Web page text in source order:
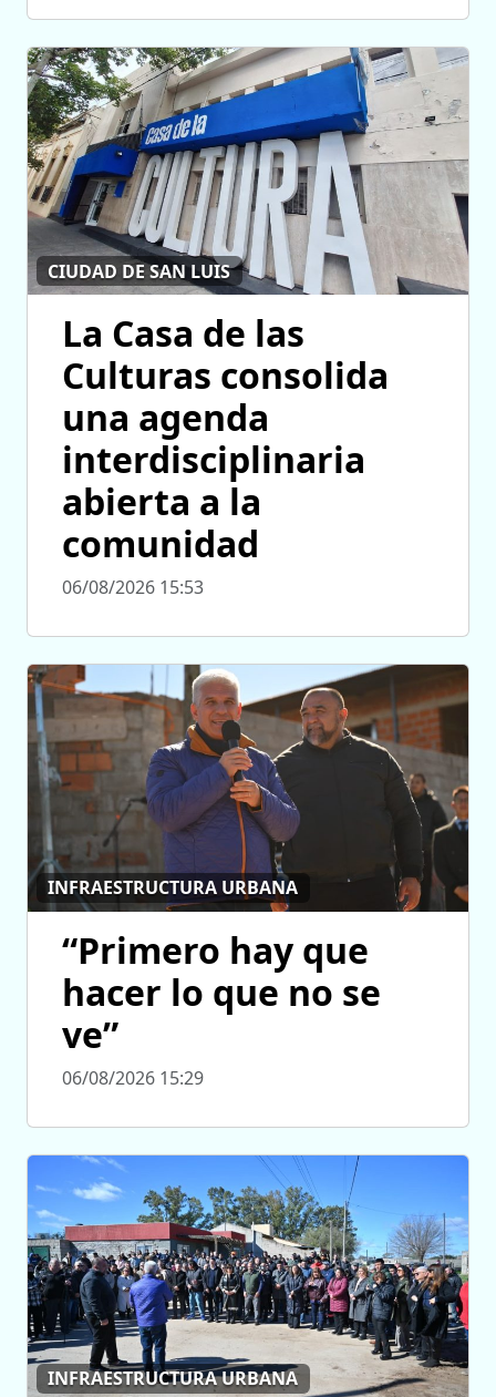
CIUDAD DE SAN LUIS
La Casa de las
Culturas consolida
una agenda
interdisciplinaria
abierta a la
comunidad
06/08/2026 15:53
INFRAESTRUCTURA URBANA
“Primero hay que
hacer lo que no se
ve”
06/08/2026 15:29
INFRAESTRUCTURA URBANA